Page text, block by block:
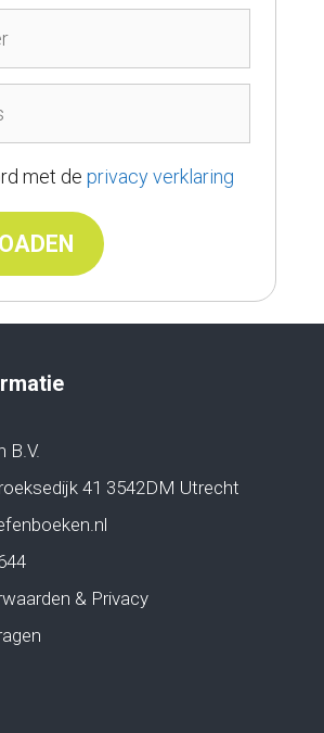
met de privacy verklaring
B.V.
41 3542DM Utrecht
& Privacy